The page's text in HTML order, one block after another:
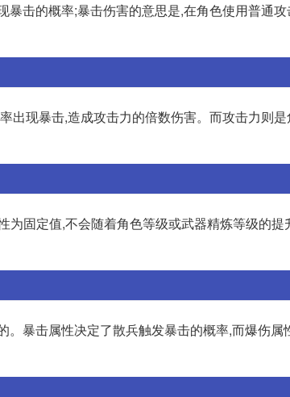
暴击的概率;暴击伤害的意思是,在角色使用普通
出现暴击,造成攻击力的倍数伤害。而攻击力则
为固定值,不会随着角色等级或武器精炼等级的
。暴击属性决定了散兵触发暴击的概率,而爆伤